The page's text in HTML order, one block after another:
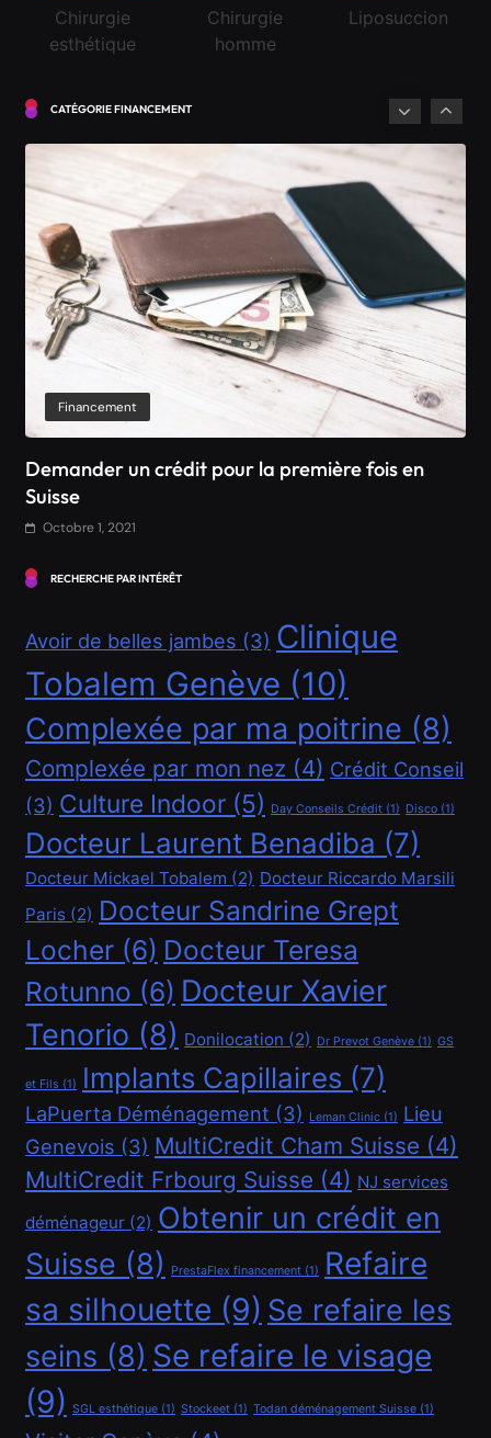
Chirurgie
esthétique
Chirurgie
homme
Liposuccion
CATÉGORIE FINANCEMENT
Financement
Demander un crédit pour la première fois en
Suisse
Octobre 1, 2021
Financement
Comment obtenir un crédit Bancaire en Suisse ?
Financement
Demander un crédit de 20000 CHF
Octobre 1, 2021
Financement
Demander un crédit de 40000 CHF
Octobre 1, 2021
RECHERCHE PAR INTÉRÊT
Avoir de belles jambes (3) Clinique
Tobalem Genève (10)
Complexée par ma poitrine (8)
Complexée par mon nez (4) Crédit Conseil
(3) Culture Indoor (5) Day Conseils Crédit (1) Disco (1)
Docteur Laurent Benadiba (7)
Docteur Mickael Tobalem (2) Docteur Riccardo Marsili
Paris (2) Docteur Sandrine Grept
Locher (6) Docteur Teresa
Rotunno (6) Docteur Xavier
Tenorio (8) Donilocation (2) Dr Prevot Genève (1) GS
et Fils (1) Implants Capillaires (7)
LaPuerta Déménagement (3) Leman Clinic (1) Lieu
Genevois (3) MultiCredit Cham Suisse (4)
MultiCredit Frbourg Suisse (4) NJ services
déménageur (2) Obtenir un crédit en
Suisse (8) PrestaFlex financement (1)
Refaire
sa silhouette (9) Se refaire les
seins (8) Se refaire le visage
(9) SGL esthétique (1) Stockeet (1) Todan déménagement Suisse (1)